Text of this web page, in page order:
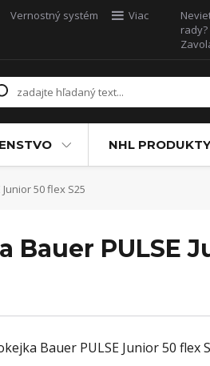
Vernostný systém Viac
rady?
NHL PRODUKTY
50 flex S25
PULSE